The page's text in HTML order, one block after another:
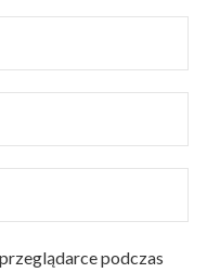
podczas